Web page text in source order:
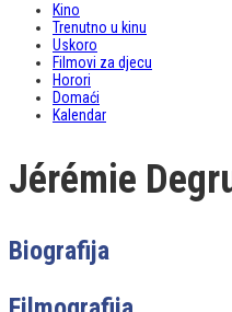
Kino
Trenutno u kinu
Uskoro
Filmovi za djecu
Horori
Domaći
Kalendar
Jérémie
Biografija